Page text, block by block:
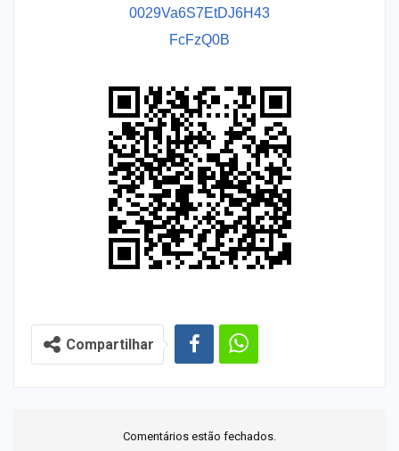
0029Va6S7EtDJ6H43
FcFzQ0B
Compartilhar
Comentários estão fechados.